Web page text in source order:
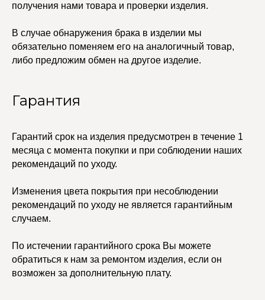
получения нами товара и проверки изделия.
В случае обнаружения брака в изделии мы
обязательно поменяем его на аналогичный товар,
либо предложим обмен на другое изделие.
Гарантия
Гарантий срок на изделия предусмотрен в течение 1
месяца с момента покупки и при соблюдении наших
рекомендаций по уходу.
Изменения цвета покрытия при несоблюдении
рекомендаций по уходу не является гарантийным
случаем.
По истечении гарантийного срока Вы можете
обратиться к нам за ремонтом изделия, если он
возможен за дополнительную плату.